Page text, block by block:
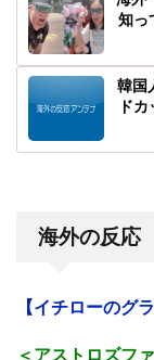
知っ
韓国
ド
海外の反応
【イチローのグ
＜アストロズフ